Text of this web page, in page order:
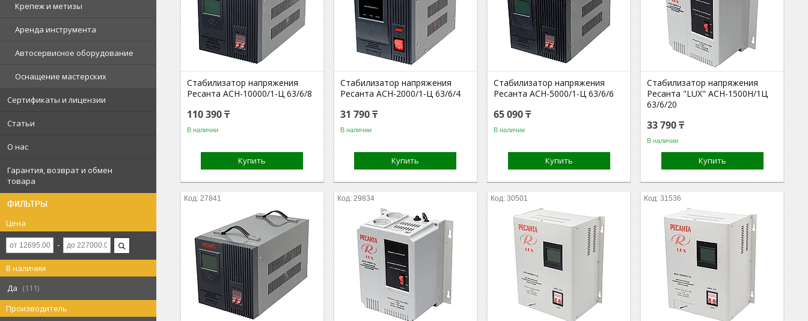
Крепеж и метизы
Аренда инструмента
Автосервисное оборудование
Оснащение мастерских
Сертификаты и лицензии
Статьи
О нас
Гарантия, возврат и обмен
товара
ФИЛЬТРЫ
Цена
В наличии
Да
111
Производитель
Стабилизатор напряжения
Ресанта АСН-10000/1-Ц 63/6/8
110 390 ₸
В наличии
Купить
Стабилизатор напряжения
Ресанта АСН-2000/1-Ц 63/6/4
31 790 ₸
В наличии
Купить
Стабилизатор напряжения
Ресанта АСН-5000/1-Ц 63/6/6
65 090 ₸
В наличии
Купить
Стабилизатор напряжения
Ресанта "LUX" АСН-1500Н/1Ц
63/6/20
33 790 ₸
В наличии
Купить
27841 29834 30501 31536